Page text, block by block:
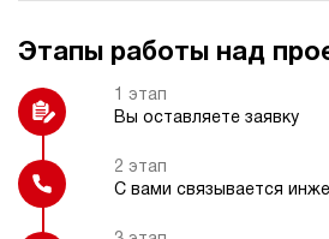
Колеса
Этапы работы над
1 этап
Вы оставляете заявку
2 этап
С вами связывается